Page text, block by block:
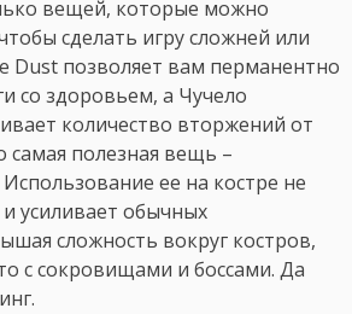
вещей, которые можно
сделать игру сложней или
Dust позволяет вам перманентно
со здоровьем, а Чучело
количество вторжений от
самая полезная вещь –
ее на костре не
усиливает обычных
сложность вокруг костров,
с сокровищами и боссами. Да